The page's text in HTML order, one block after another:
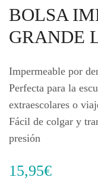
BOLSA
GRANDE
Impermeable por
Perfecta para la
extraescolares o
Fácil de colgar y
presión
15,95€